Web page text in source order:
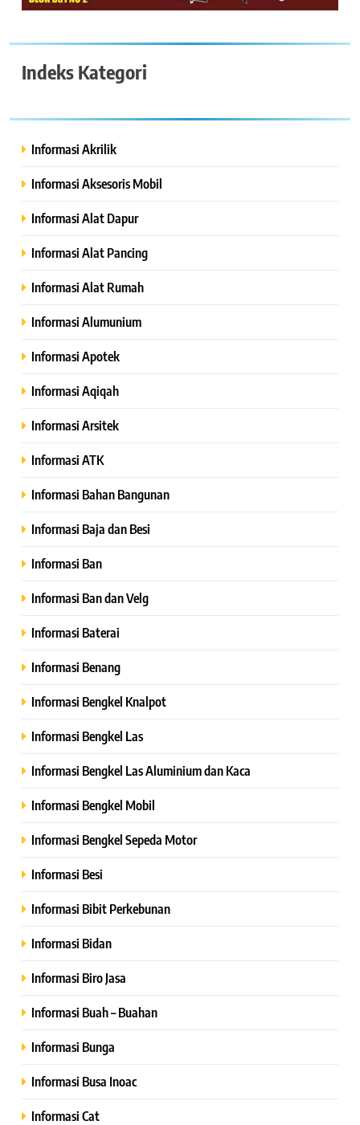
Indeks Kategori
Informasi Akrilik
Informasi Aksesoris Mobil
Informasi Alat Dapur
Informasi Alat Pancing
Informasi Alat Rumah
Informasi Alumunium
Informasi Apotek
Informasi Aqiqah
Informasi Arsitek
Informasi ATK
Informasi Bahan Bangunan
Informasi Baja dan Besi
Informasi Ban
Informasi Ban dan Velg
Informasi Baterai
Informasi Benang
Informasi Bengkel Knalpot
Informasi Bengkel Las
Informasi Bengkel Las Aluminium dan Kaca
Informasi Bengkel Mobil
Informasi Bengkel Sepeda Motor
Informasi Besi
Informasi Bibit Perkebunan
Informasi Bidan
Informasi Biro Jasa
Informasi Buah – Buahan
Informasi Bunga
Informasi Busa Inoac
Informasi Cat